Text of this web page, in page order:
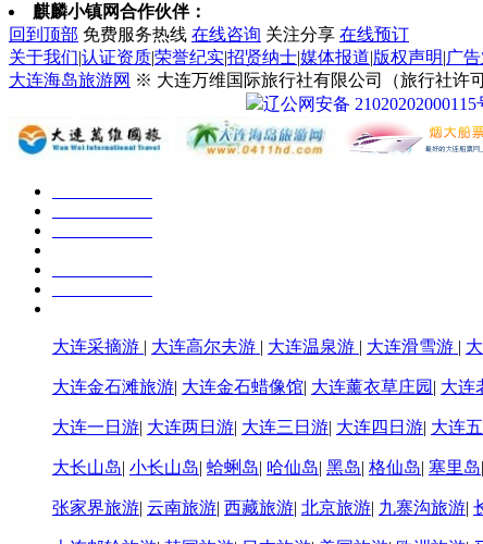
麒麟小镇网合作伙伴：
回到顶部 免费服务热线 在线咨询 关注分享 在线预订
关于我们|认证资质|荣誉纪实|招贤纳士|媒体报道|版权声明|广
大连海岛旅游网 ※ 大连万维国际旅行社有限公司（旅行社许
辽公网安备 21020202000115
大连采摘游 | 大连高尔夫游 | 大连温泉游 | 大连滑雪游 |
大连金石滩旅游| 大连金石蜡像馆| 大连薰衣草庄园 | 大连
大连一日游| 大连两日游| 大连三日游| 大连四日游| 大连
大长山岛| 小长山岛| 蛤蜊岛| 哈仙岛| 黑岛| 格仙岛| 塞里岛|
张家界旅游| 云南旅游| 西藏旅游| 北京旅游| 九寨沟旅游|